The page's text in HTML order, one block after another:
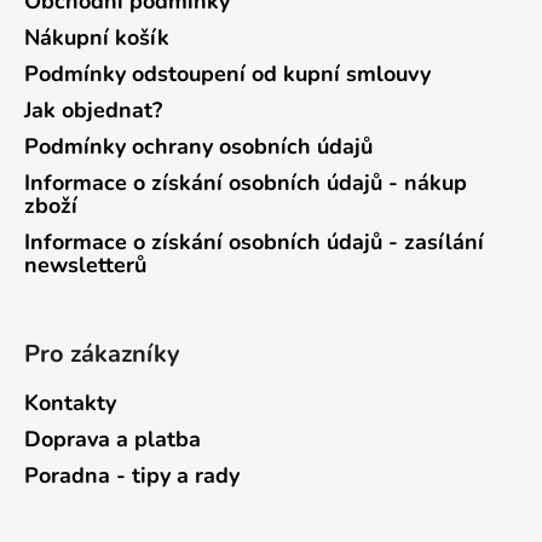
Nákupní košík
Podmínky odstoupení od kupní smlouvy
Jak objednat?
Podmínky ochrany osobních údajů
Informace o získání osobních údajů - nákup
zboží
Informace o získání osobních údajů - zasílání
newsletterů
Pro zákazníky
Kontakty
Doprava a platba
Poradna - tipy a rady